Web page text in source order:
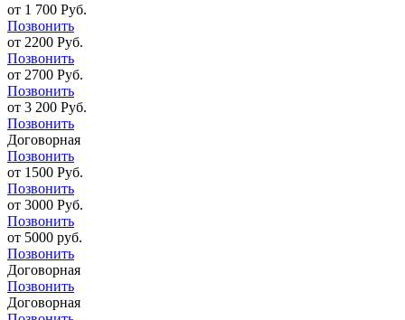
от 1 700 Руб.
Позвонить
от 2200 Руб.
Позвонить
от 2700 Руб.
Позвонить
от 3 200 Руб.
Позвонить
Договорная
Позвонить
от 1500 Руб.
Позвонить
от 3000 Руб.
Позвонить
от 5000 руб.
Позвонить
Договорная
Позвонить
Договорная